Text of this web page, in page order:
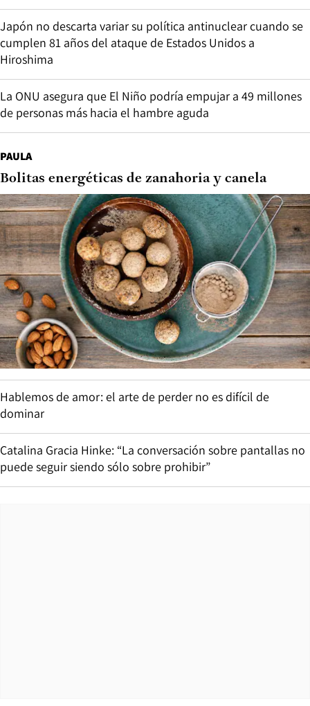
Japón no descarta variar su política antinuclear cuando se
cumplen 81 años del ataque de Estados Unidos a
Hiroshima
La ONU asegura que El Niño podría empujar a 49 millones
de personas más hacia el hambre aguda
PAULA
Bolitas energéticas de zanahoria y canela
Hablemos de amor: el arte de perder no es difícil de
dominar
Catalina Gracia Hinke: “La conversación sobre pantallas no
puede seguir siendo sólo sobre prohibir”